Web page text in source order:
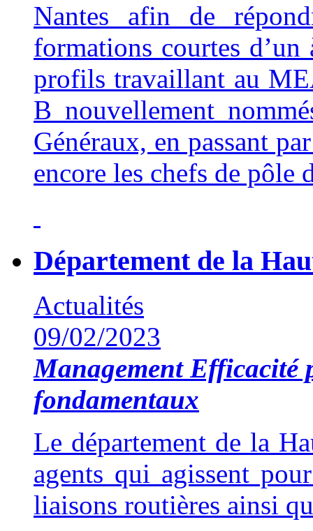
Nantes afin de
formations courtes
profils travaillant au
B nouvellement
Généraux, en passant
encore les chefs de pôle
Département de la
Actualités
09/02/2023
Management Efficacité
fondamentaux
Le département de la
agents qui agissent
liaisons routières ainsi